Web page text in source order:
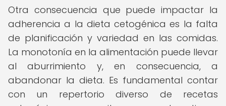
Otra consecuencia que puede impactar la
adherencia a la dieta cetogénica es la falta
de planificación y variedad en las comidas.
La monotonía en la alimentación puede llevar
al aburrimiento y, en consecuencia, a
abandonar la dieta. Es fundamental contar
con un repertorio diverso de recetas